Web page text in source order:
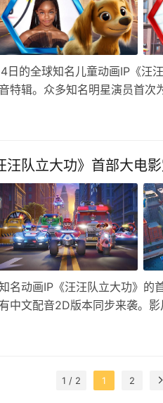
日的全球知名儿童动画IP《
特辑。众多知名明星演员首次
队立大功》首部大电影
名动画IP《汪汪队立大功》
中文配音2D版本同步来袭。
1 / 2 1 2